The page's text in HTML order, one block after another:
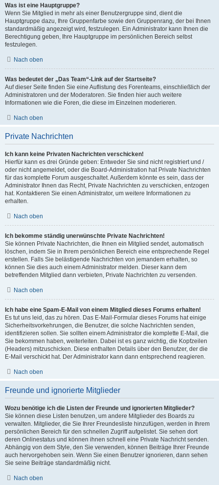
Was ist eine Hauptgruppe?
Wenn Sie Mitglied in mehr als einer Benutzergruppe sind, dient die
Hauptgruppe dazu, Ihre Gruppenfarbe sowie den Gruppenrang, der bei Ihnen
standardmäßig angezeigt wird, festzulegen. Ein Administrator kann Ihnen die
Berechtigung geben, Ihre Hauptgruppe im persönlichen Bereich selbst
festzulegen.
Nach oben
Was bedeutet der „Das Team“-Link auf der Startseite?
Auf dieser Seite finden Sie eine Auflistung des Forenteams, einschließlich der
Administratoren und der Moderatoren. Sie finden hier auch weitere
Informationen wie die Foren, die diese im Einzelnen moderieren.
Nach oben
Private Nachrichten
Ich kann keine Privaten Nachrichten verschicken!
Hierfür kann es drei Gründe geben: Entweder Sie sind nicht registriert und /
oder nicht angemeldet, oder die Board-Administration hat Private Nachrichten
für das komplette Forum ausgeschaltet. Außerdem könnte es sein, dass der
Administrator Ihnen das Recht, Private Nachrichten zu verschicken, entzogen
hat. Kontaktieren Sie einen Administrator, um weitere Informationen zu
erhalten.
Nach oben
Ich bekomme ständig unerwünschte Private Nachrichten!
Sie können Private Nachrichten, die Ihnen ein Mitglied sendet, automatisch
löschen, indem Sie in Ihrem persönlichen Bereich eine entsprechende Regel
erstellen. Falls Sie belästigende Nachrichten von jemandem erhalten, so
können Sie dies auch einem Administrator melden. Dieser kann dem
betreffenden Mitglied dann verbieten, Private Nachrichten zu versenden.
Nach oben
Ich habe eine Spam-E-Mail von einem Mitglied dieses Forums erhalten!
Es tut uns leid, das zu hören. Das E-Mail-Formular dieses Forums hat einige
Sicherheitsvorkehrungen, die Benutzer, die solche Nachrichten senden,
identifizieren sollen. Sie sollten einem Administrator die komplette E-Mail, die
Sie bekommen haben, weiterleiten. Dabei ist es ganz wichtig, die Kopfzeilen
(Headers) mitzuschicken. Diese enthalten Details über den Benutzer, der die
E-Mail verschickt hat. Der Administrator kann dann entsprechend reagieren.
Nach oben
Freunde und ignorierte Mitglieder
Wozu benötige ich die Listen der Freunde und ignorierten Mitglieder?
Sie können diese Listen benutzen, um andere Mitglieder des Boards zu
verwalten. Mitglieder, die Sie Ihrer Freundesliste hinzufügen, werden in Ihrem
persönlichen Bereich für den schnellen Zugriff aufgelistet. Sie sehen dort
deren Onlinestatus und können ihnen schnell eine Private Nachricht senden.
Abhängig von dem Style, den Sie verwenden, können Beiträge Ihrer Freunde
auch hervorgehoben sein. Wenn Sie einen Benutzer ignorieren, dann sehen
Sie seine Beiträge standardmäßig nicht.
Nach oben